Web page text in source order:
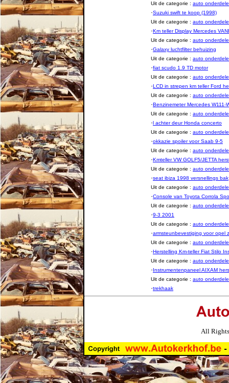
Uit de categorie : auto
·Suzuki swift te koop (1998)
Uit de categorie : auto
·Km teller Display Mercedes
Uit de categorie : auto
·Galaxy luchtfilter behuizing
Uit de categorie : auto
·fiat scudo 1.9 TD motor
Uit de categorie : auto
·LCD in strepen km teller Ford
Uit de categorie : auto
·Benzinemeter Mercedes W111-
Uit de categorie : auto
·l achter deur Honda concerto
Uit de categorie : auto
·okkazie spoiler voor Saab 9-5
Uit de categorie : auto
·Kmteller VW GOLF5/JETTA
Uit de categorie : auto
·seat ibiza 1998 versnellings bak
Uit de categorie : auto
·Console van Toyota Corrola
Uit de categorie : auto
·9-3 2001
Uit de categorie : auto
·armsteunbevestiging voor opel
Uit de categorie : auto
·Herstelling Km-teller Fiat Stilo
Uit de categorie : auto
·Instrumentenpaneel AIXAM
Uit de categorie : auto
·trekhaak
All